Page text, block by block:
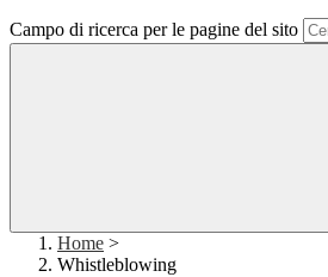
Campo di ricerca per le pagine del sito
Home >
Whistleblowing